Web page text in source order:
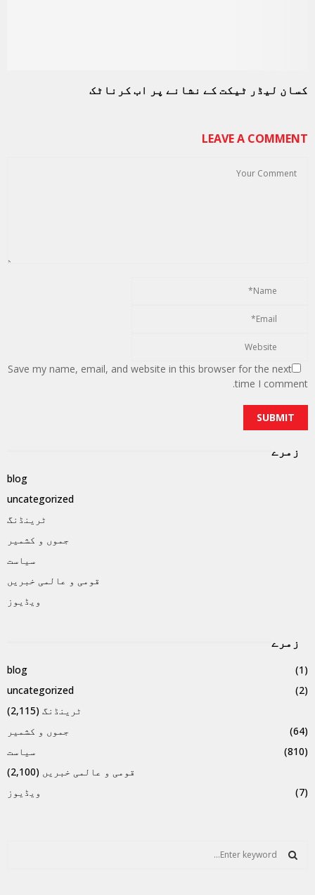
کسان لیڈر ٹیکت کے نشانے پر اب کرناٹک
LEAVE A COMMENT
Save my name, email, and website in this browser for the next
time I comment.
زمرے
blog
uncategorized
ٹرینڈنگ
جموں و کشمیر
سیاست
قومی و عالمی خبریں
ویڈیوز
زمرے
blog
(1)
uncategorized
(2)
ٹرینڈنگ (2,115)
جموں و کشمیر
(64)
سیاست
(810)
قومی و عالمی خبریں (2,100)
ویڈیوز
(7)